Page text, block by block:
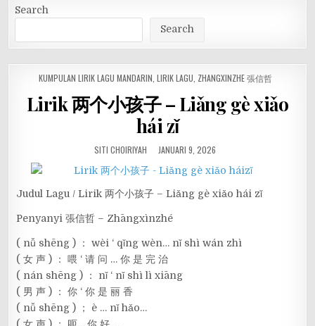
Search
Search
POSTED
KUMPULAN LIRIK LAGU MANDARIN LIRIK LAGU ZHANGXINZHE 張信哲
Lirik 两个小孩子 – Liǎng gè xiǎo
hái zǐ
SITI CHOIRIYAH JANUARI 9, 2026
Judul Lagu / Lirik 两个小孩子 – Liǎng gè xiǎo hái zǐ
Penyanyi 張信哲 – Zhāngxìnzhé
( nǚ shēng ) ： wèi ‘ qǐng wèn… nǐ shì wán zhì
( 女 声 ) ： 喂 ‘ 请 问 … 你 是 完 治
( nán shēng ) ： nǐ ‘ nǐ shì lì xiāng
( 男 声 ) ： 你 ‘ 你 是 丽 香
( nǚ shēng ) ； è … nǐ hǎo…